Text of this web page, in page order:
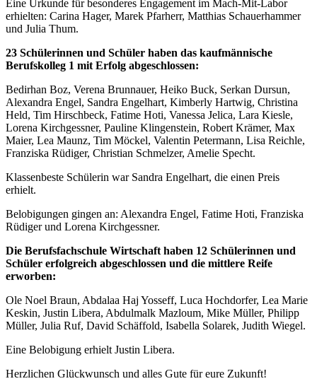
Eine Urkunde für besonderes Engagement im Mach-Mit-Labor
erhielten: Carina Hager, Marek Pfarherr, Matthias Schauerhammer
und Julia Thum.
23 Schülerinnen und Schüler haben das kaufmännische
Berufskolleg 1 mit Erfolg abgeschlossen:
Bedirhan Boz, Verena Brunnauer, Heiko Buck, Serkan Dursun,
Alexandra Engel, Sandra Engelhart, Kimberly Hartwig, Christina
Held, Tim Hirschbeck, Fatime Hoti, Vanessa Jelica, Lara Kiesle,
Lorena Kirchgessner, Pauline Klingenstein, Robert Krämer, Max
Maier, Lea Maunz, Tim Möckel, Valentin Petermann, Lisa Reichle,
Franziska Rüdiger, Christian Schmelzer, Amelie Specht.
Klassenbeste Schülerin war Sandra Engelhart, die einen Preis
erhielt.
Belobigungen gingen an: Alexandra Engel, Fatime Hoti, Franziska
Rüdiger und Lorena Kirchgessner.
Die Berufsfachschule Wirtschaft haben 12 Schülerinnen und
Schüler erfolgreich abgeschlossen und die mittlere Reife
erworben:
Ole Noel Braun, Abdalaa Haj Yosseff, Luca Hochdorfer, Lea Marie
Keskin, Justin Libera, Abdulmalk Mazloum, Mike Müller, Philipp
Müller, Julia Ruf, David Schäffold, Isabella Solarek, Judith Wiegel.
Eine Belobigung erhielt Justin Libera.
Herzlichen Glückwunsch und alles Gute für eure Zukunft!